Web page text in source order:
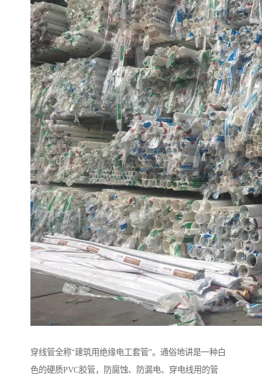
穿线管全称“建筑用绝缘电工套管”。通俗地讲是一种白
色的硬质PVC胶管，防腐蚀、防漏电、穿电线用的管